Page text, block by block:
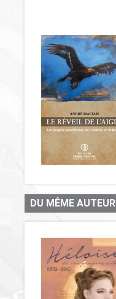
DU MÊME AUTEUR